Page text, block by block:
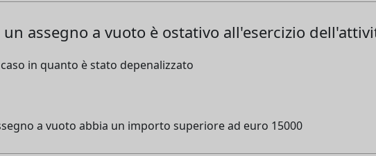
un assegno a vuoto è ostativo all'esercizio
in quanto è stato depenalizzato
a vuoto abbia un importo superiore ad euro 15000